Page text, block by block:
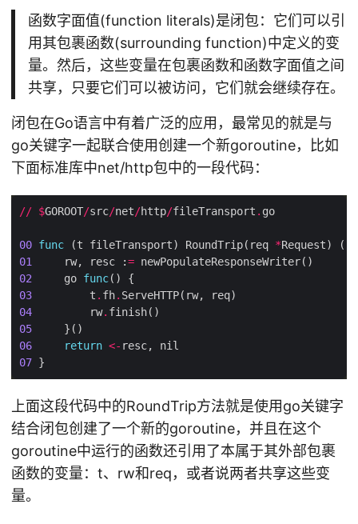
函数字面值(function literals)是闭包：它们可以引
用其包裹函数(surrounding function)中定义的变
量。然后，这些变量在包裹函数和函数字面值之间
共享，只要它们可以被访问，它们就会继续存在。
闭包在Go语言中有着广泛的应用，最常见的就是与
go关键字一起联合使用创建一个新goroutine，比如
下面标准库中net/http包中的一段代码：
// $GOROOT/src/net/http/fileTransport .
00 func (t fileTransport) RoundTrip(req *Request)
01
     rw, resc :
=
02
     go
func
03
         t
. fh.
04
         rw
.
05
06
return <-
07
上面这段代码中的RoundTrip方法就是使用go关键字
结合闭包创建了一个新的goroutine，并且在这个
goroutine中运行的函数还引用了本属于其外部包裹
函数的变量：t、rw和req，或者说两者共享这些变
量。